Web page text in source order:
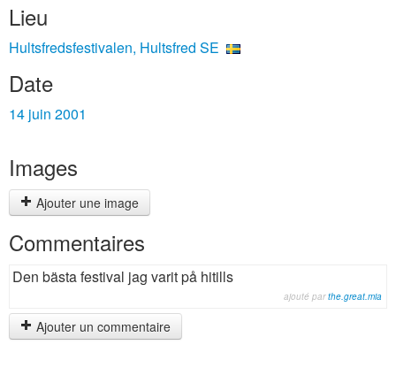
Lieu
Hultsfredsfestivalen, Hultsfred SE
Date
14 juin 2001
Images
Ajouter une image
Commentaires
Den bästa festival jag varit på hitills
ajouté parthe.great.mia
Ajouter un commentaire